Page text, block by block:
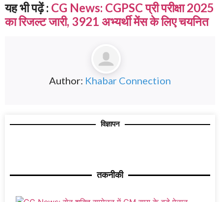
यह भी पढ़ें : CG News: CGPSC प्री परीक्षा 2025
का रिजल्ट जारी, 3921 अभ्यर्थी मेंस के लिए चयनित
Author: Khabar Connection
विज्ञापन
तकनीकी